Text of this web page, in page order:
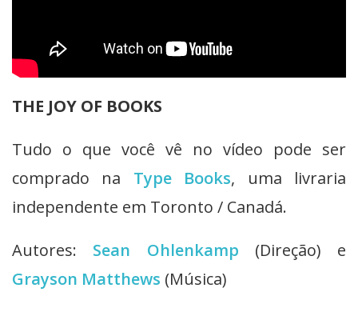
THE JOY OF BOOKS
Tudo o que você vê no vídeo pode ser
comprado na Type Books, uma livraria
independente em Toronto / Canadá.
Autores: Sean Ohlenkamp (Direção) e
Grayson Matthews (Música)